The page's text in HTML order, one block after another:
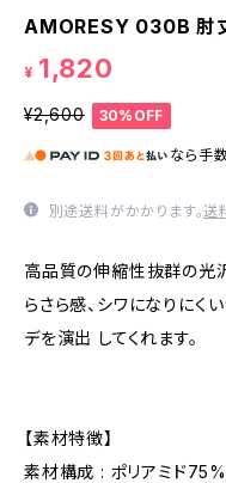
AMORESY 030B 肘
¥ 1,820
¥2,600 30%OFF
なら 手
別途送料がかかります。送
高品質の伸縮性抜群の光
らさら感、シワになりにく
デを演出 してくれます。
【素材特徴】
素材構成 : ポリアミド